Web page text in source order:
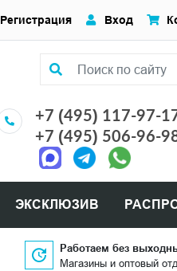
+7 (495) 117-97-
+7 (495) 506-96-
Регистрация Вход
ЭКСКЛЮЗИВ
Работаем без
Магазины и оптовый